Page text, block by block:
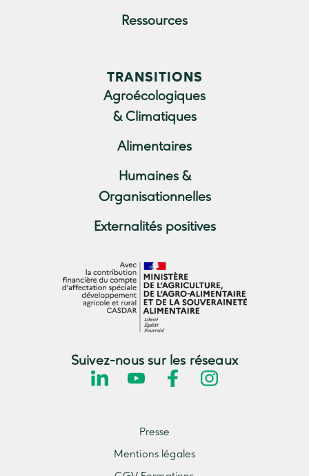
Ressources
TRANSITIONS
Agroécologiques
& Climatiques
Alimentaires
Humaines &
Organisationnelles
Externalités positives
Suivez-nous sur les réseaux
Presse
Mentions légales